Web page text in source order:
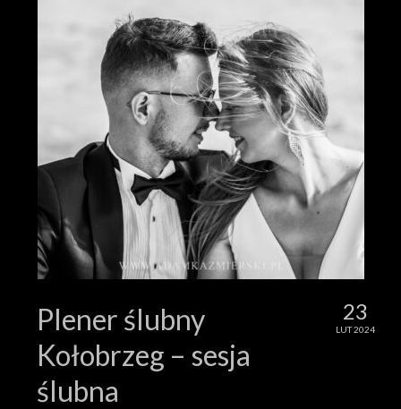
Blog
Kontakt
23
LUT 2024
Plener ślubny
Kołobrzeg – sesja
ślubna